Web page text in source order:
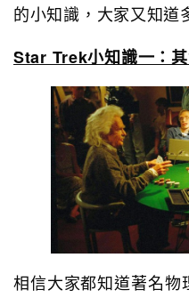
的小知識，大家又知道
Star Trek小知識一：
相信大家都知道著名